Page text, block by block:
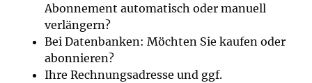
Abonnement automatisch oder manuell
verlängern?
Bei Datenbanken: Möchten Sie kaufen oder
abonnieren?
Ihre Rechnungsadresse und ggf.